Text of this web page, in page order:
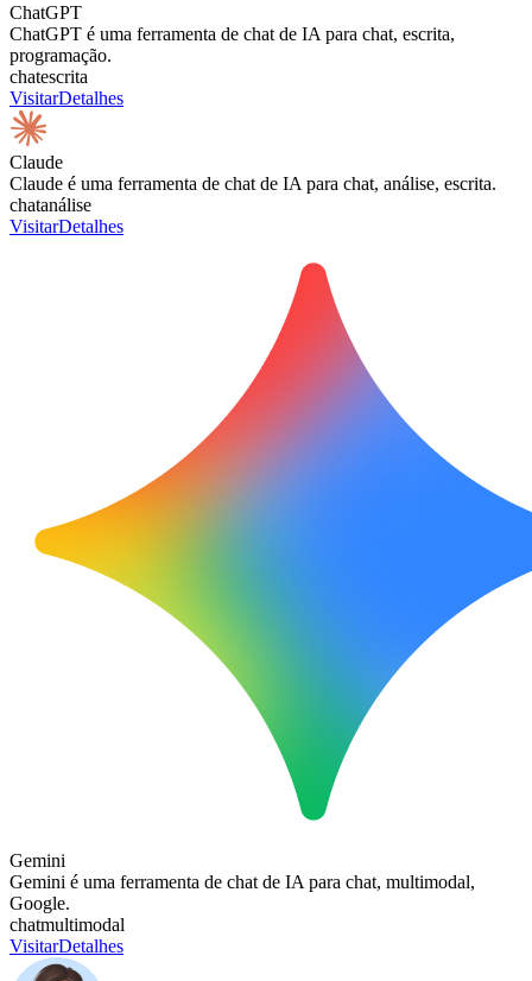
ChatGPT
ChatGPT é uma ferramenta de chat de IA para chat, escrita,
programação.
chatescrita
VisitarDetalhes
Claude
Claude é uma ferramenta de chat de IA para chat, análise, escrita.
chatanálise
VisitarDetalhes
Gemini
Gemini é uma ferramenta de chat de IA para chat, multimodal,
Google.
chatmultimodal
VisitarDetalhes